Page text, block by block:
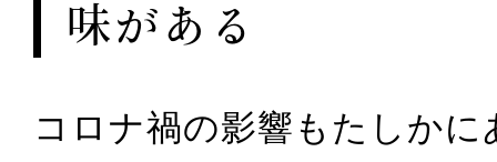
味がある
コロナ禍の影響もたしか